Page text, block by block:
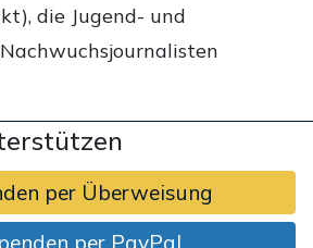
die Jugend- und
per Überweisung
per PayPal